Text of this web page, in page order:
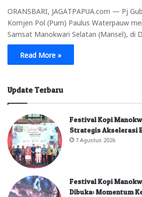
ORANSBARI, JAGATPAPUA.com — Pj
Komjen Pol (Purn) Paulus Waterpauw
Samsat Manokwari Selatan (Mansel), di
Read More »
Update Terbaru
Festival Kopi
Strategis Akselerasi
7 Agustus 2026
Festival Kopi
Dibuka: Momentum